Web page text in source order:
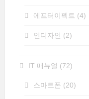
에프터이펙트 (4)
인디자인 (2)
IT 매뉴얼 (72)
스마트폰 (20)